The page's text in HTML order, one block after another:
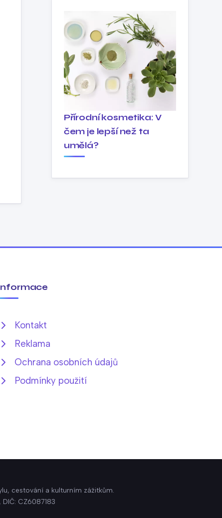
Přírodní kosmetika: V
čem je lepší než ta
umělá?
Kontakt
Reklama
Ochrana osobních údajů
Podmínky použití
cestování a kulturním zážitkům.
CZ6087183